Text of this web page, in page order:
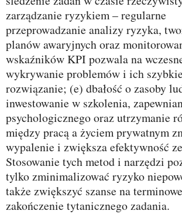
zarządzanie ryzykiem – regularne
przeprowadzanie analizy ryzyka,
planów awaryjnych oraz
wskaźników KPI pozwala na
wykrywanie problemów i ich szybkie
rozwiązanie; (e) dbałość o zasoby
inwestowanie w szkolenia,
psychologicznego oraz utrzymanie
między pracą a życiem prywatnym
wypalenie i zwiększa efektywność
Stosowanie tych metod i narzędzi
tylko zminimalizować ryzyko
także zwiększyć szanse na
zakończenie tytanicznego zadania.